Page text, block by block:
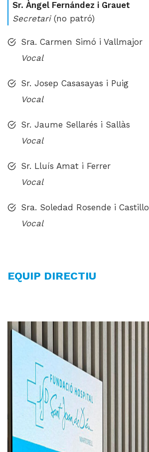
Sr. Àngel Fernández i Grauet
Secretari(no patró)
Sra. Carmen Simó i Vallmajor
Vocal
Sr. Josep Casasayas i Puig
Vocal
Sr. Jaume Sellarés i Sallàs
Vocal
Sr. Lluís Amat i Ferrer
Vocal
Sra. Soledad Rosende i Castillo
Vocal
EQUIP DIRECTIU